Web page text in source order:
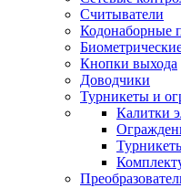
Считыватели
Кодонаборные
Кнопки выхода
Доводчики
Турникеты и
Калитки